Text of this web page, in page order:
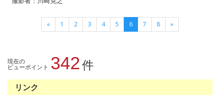
« 1 2 3 4 5 6 7 8 »
現在の
ビューポイント 342件
リンク